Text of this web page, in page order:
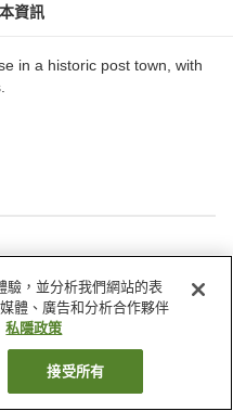
資訊
in a historic post town, with
餐廳
BBQ 設備
驗，並分析我們網站的表
體、廣告和分析合作夥伴
私隱政策
接受所有